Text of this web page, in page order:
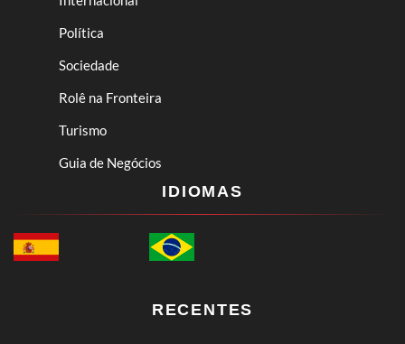
Política
Sociedade
Rolê na Fronteira
Turismo
Guia de Negócios
IDIOMAS
RECENTES